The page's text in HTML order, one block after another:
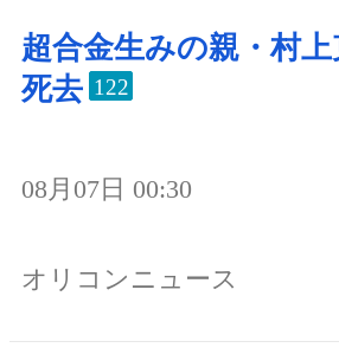
超合金生みの親・村上
死去 122
08月07日 00:30
オリコンニュース